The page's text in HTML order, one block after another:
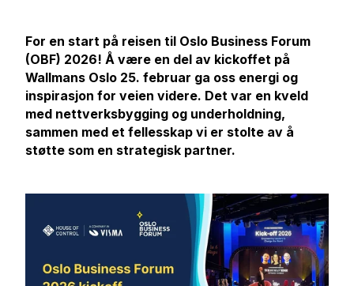
For en start på reisen til Oslo Business Forum
(OBF) 2026! Å være en del av kickoffet på
Wallmans Oslo 25. februar ga oss energi og
inspirasjon for veien videre. Det var en kveld
med nettverksbygging og underholdning,
sammen med et fellesskap vi er stolte av å
støtte som en strategisk partner.